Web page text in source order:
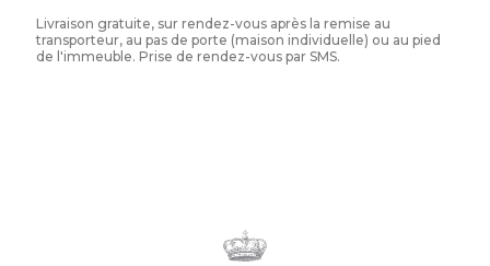
Livraison gratuite, sur rendez-vous après la remise au
transporteur, au pas de porte (maison individuelle) ou au pied
de l'immeuble. Prise de rendez-vous par SMS.